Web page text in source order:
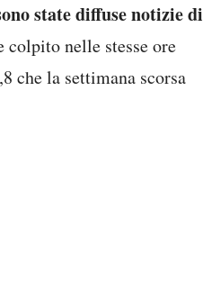
state diffuse notizie di
colpito nelle stesse ore
che la settimana scorsa